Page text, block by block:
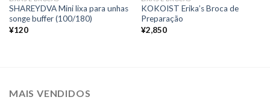
SHAREYDVA Mini lixa para unhas
songe buffer (100/180)
¥120
KOKOIST Erika’s Broca de
Preparação
¥2,850
MAIS VENDIDOS